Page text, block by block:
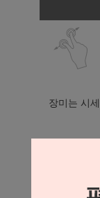
장미는 시